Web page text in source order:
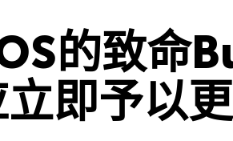
的致命
即予以更